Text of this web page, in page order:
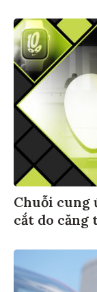
Chuỗi cung
cắt do căng